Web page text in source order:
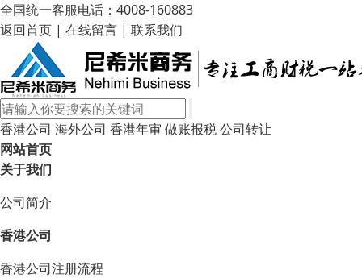
全国统一客服电话：4008-160883
返回首页 | 在线留言 | 联系我们
香港公司 海外公司 香港年审 做账报税公司转让
网站首页
关于我们
公司简介
香港公司
香港公司注册流程